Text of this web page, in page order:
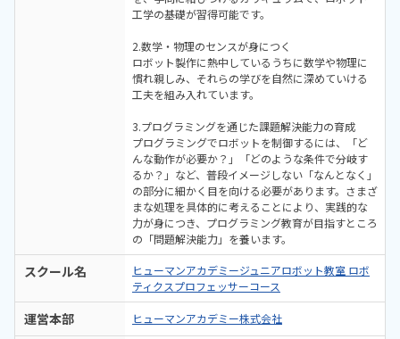
工学の基礎が習得可能です。
2.数学・物理のセンスが身につく
ロボット製作に熱中しているうちに数学や物理に
慣れ親しみ、それらの学びを自然に深めていける
工夫を組み入れています。
3.プログラミングを通じた課題解決能力の育成
プログラミングでロボットを制御するには、「ど
んな動作が必要か？」「どのような条件で分岐す
るか？」など、普段イメージしない「なんとなく」
の部分に細かく目を向ける必要があります。さまざ
まな処理を具体的に考えることにより、実践的な
力が身につき、プログラミング教育が目指すところ
の「問題解決能力」を養います。
スクール名
ヒューマンアカデミージュニアロボット教室 ロボ
ティクスプロフェッサーコース
運営本部 ヒューマンアカデミー株式会社